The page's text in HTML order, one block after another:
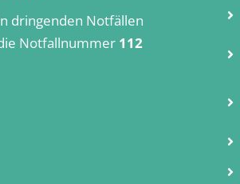
dringenden Notfällen
Notfallnummer 112